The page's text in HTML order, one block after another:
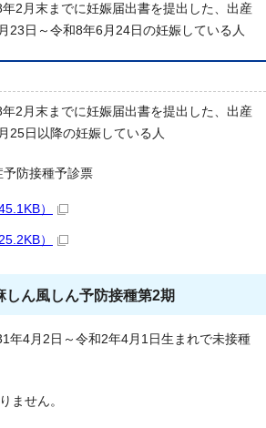
2月末までに妊娠届出書を提出した、出産
23日～令和8年6月24日の妊娠している人
2月末までに妊娠届出書を提出した、出産
25日以降の妊娠している人
防接種予診票
）
）
ん風しん予防接種第2期
年4月2日～令和2年4月1日生まれで未接種
ません。